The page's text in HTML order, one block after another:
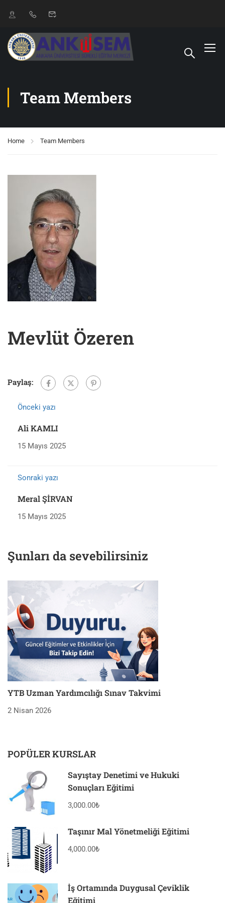
Team Members
Home Team Members
Mevlüt Özeren
Paylaş:
Önceki yazı
Ali KAMLI
15 Mayıs 2025
Sonraki yazı
Meral ŞİRVAN
15 Mayıs 2025
Şunları da sevebilirsiniz
YTB Uzman Yardımcılığı Sınav Takvimi
2 Nisan 2026
POPÜLER KURSLAR
Sayıştay Denetimi ve Hukuki
Sonuçları Eğitimi
3,000.00₺
Taşınır Mal Yönetmeliği Eğitimi
4,000.00₺
İş Ortamında Duygusal Çeviklik
Eğitimi